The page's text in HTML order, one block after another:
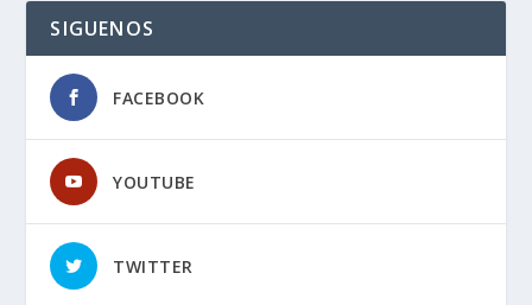
SIGUENOS
FACEBOOK
YOUTUBE
TWITTER